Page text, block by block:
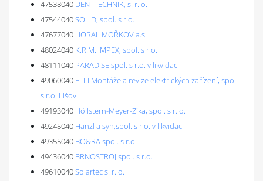
47538040 DENTTECHNIK, s. r. o.
47544040SOLID, spol. s r.o.
47677040 HORAL MOŘKOV a.s.
48024040 K.R.M. IMPEX, spol. s r.o.
48111040 PARADISE spol. s r.o. v likvidaci
49060040 ELLI Montáže a revize elektrických zařízení, spol.
s.r.o. Lišov
49193040 Höllstern-Meyer-Zíka, spol. s r. o.
49245040 Hanzl a syn,spol. s r.o. v likvidaci
49355040 BO&RA spol. s r.o.
49436040 BRNOSTROJ spol. s r.o.
49610040Solartec s. r. o.